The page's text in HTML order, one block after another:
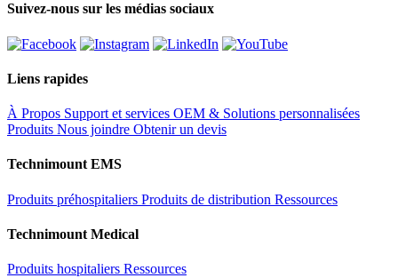
Suivez-nous sur les médias sociaux
Liens rapides
À Propos Support et services OEM & Solutions personnalisées
Produits Nous joindre Obtenir un devis
Technimount EMS
Produits préhospitaliers Produits de distribution Ressources
Technimount Medical
Produits hospitaliers Ressources